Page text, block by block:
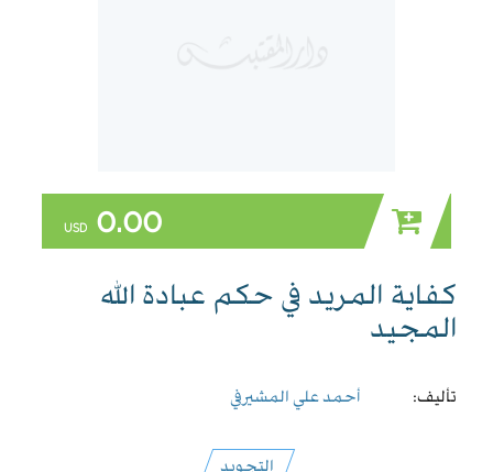
0.00
USD
كفاية المريد في حكم عبادة الله
المجيد
تأليف: أحمد علي المشيرفي